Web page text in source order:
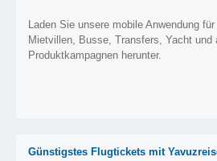
Laden Sie unsere mobile Anwendung
Mietvillen, Busse, Transfers, Yacht und
Produktkampagnen herunter.
Günstigstes Flugtickets mit